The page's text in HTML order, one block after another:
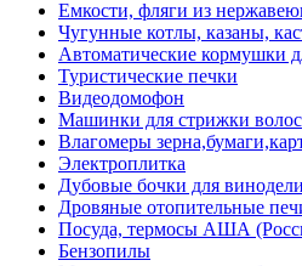
Емкости, фляги из
Чугунные котлы, казаны,
Автоматические кормушки
Туристические печки
Видеодомофон
Машинки для стрижки волос
Влагомеры
Электроплитка
Дубовые бочки для
Дровяные отопительные
Посуда, термосы АША
Бензопилы